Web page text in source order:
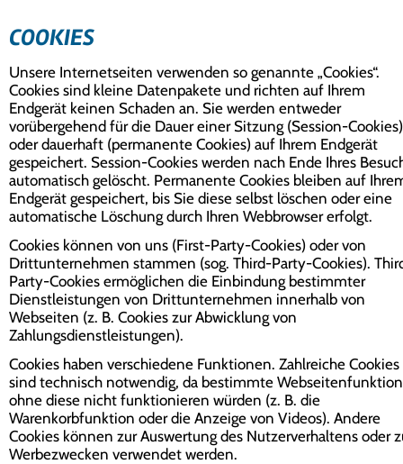
COOKIES
Unsere Internetseiten verwenden so genannte „Cookies“.
Cookies sind kleine Datenpakete und richten auf Ihrem
Endgerät keinen Schaden an. Sie werden entweder
vorübergehend für die Dauer einer Sitzung (Session-Cookies)
oder dauerhaft (permanente Cookies) auf Ihrem Endgerät
gespeichert. Session-Cookies werden nach Ende Ihres
automatisch gelöscht. Permanente Cookies bleiben auf
Endgerät gespeichert, bis Sie diese selbst löschen oder eine
automatische Löschung durch Ihren Webbrowser erfolgt.
Cookies können von uns (First-Party-Cookies) oder von
Drittunternehmen stammen (sog. Third-Party-Cookies).
Party-Cookies ermöglichen die Einbindung bestimmter
Dienstleistungen von Drittunternehmen innerhalb von
Webseiten (z. B. Cookies zur Abwicklung von
Zahlungsdienstleistungen).
Cookies haben verschiedene Funktionen. Zahlreiche Cookies
sind technisch notwendig, da bestimmte
ohne diese nicht funktionieren würden (z. B. die
Warenkorbfunktion oder die Anzeige von Videos). Andere
Cookies können zur Auswertung des Nutzerverhaltens oder
Werbezwecken verwendet werden.